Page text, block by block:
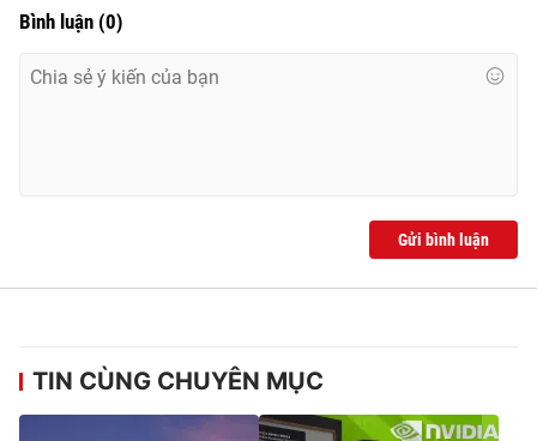
Tổng Biên tập:
Vũ Thanh Thủy
Phó Tổng Biên tập:Nguyễn Thị Mỹ Hạnh, Phạm Quốc Thắng,
Nguyễn Trọng Ninh
Bình luận (0)
Gửi bình luận
TIN CÙNG CHUYÊN MỤC